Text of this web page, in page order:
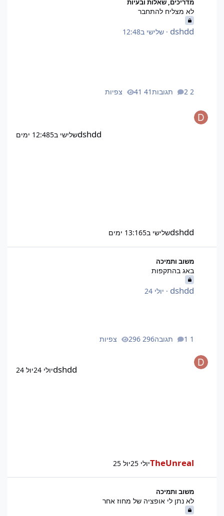
מדריכים, שאלות ובעיות
לא מצליח להתחבר
dshdd
· שלישי ב12:48
2 תגובות 41 צפיות
dshddשלישי ב12:485 ימים
dshddשלישי ב13:165 ימים
משוב ותמיכה
באג בהתקפות
dshdd
· יולי 24
1 תגובה 296 צפיות
dshddיולי 24 יול 24
TheUnrealיולי 25 יול 25
משוב ותמיכה
לא נתן לי אופציה של מחוז אחר